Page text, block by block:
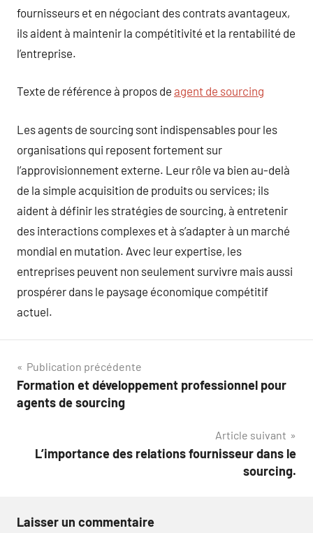
fournisseurs et en négociant des contrats avantageux,
ils aident à maintenir la compétitivité et la rentabilité de
l’entreprise.
Texte de référence à propos de agent de sourcing
Les agents de sourcing sont indispensables pour les
organisations qui reposent fortement sur
l’approvisionnement externe. Leur rôle va bien au-delà
de la simple acquisition de produits ou services; ils
aident à définir les stratégies de sourcing, à entretenir
des interactions complexes et à s’adapter à un marché
mondial en mutation. Avec leur expertise, les
entreprises peuvent non seulement survivre mais aussi
prospérer dans le paysage économique compétitif
actuel.
Navigation
de
Publication précédente
Formation et développement professionnel pour
agents de sourcing
Article suivant
L’importance des relations fournisseur dans le
sourcing.
Laisser un commentaire